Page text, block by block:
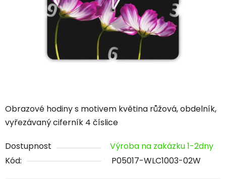
Obrazové hodiny s motivem květina růžová, obdelník,
vyřezávaný ciferník 4 číslice
Dostupnost
Výroba na zakázku 1-2dny
Kód:
P05017-WLC1003-02W